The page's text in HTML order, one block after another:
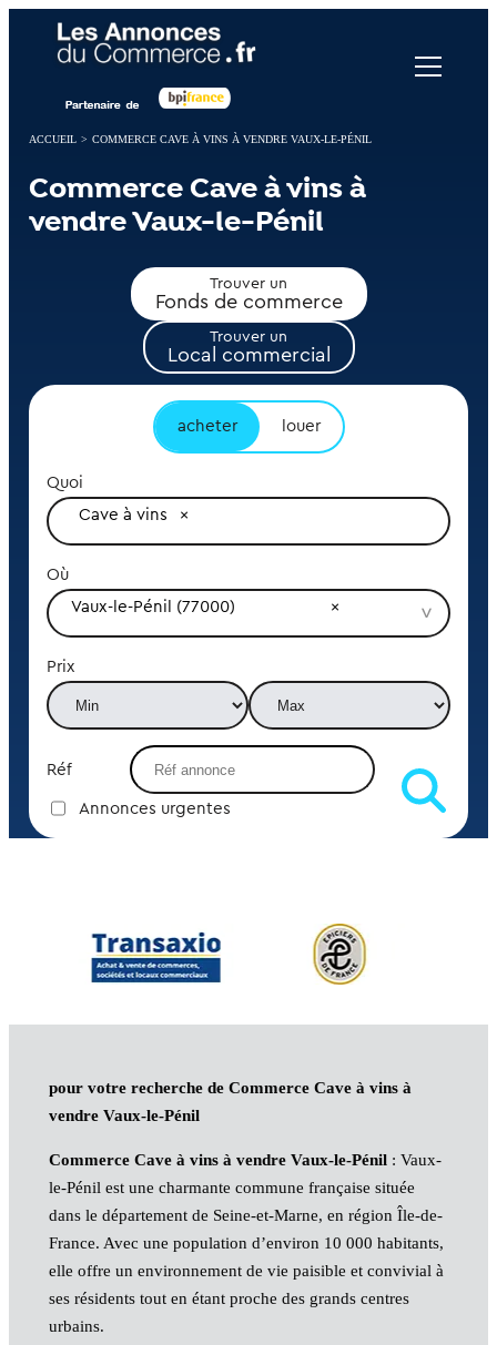
ACCUEIL > COMMERCE CAVE À VINS À VENDRE VAUX-LE-PÉNIL
Commerce Cave à vins à
vendre Vaux-le-Pénil
Trouver un
Fonds de commerce
Trouver un
Local commercial
acheter louer
Quoi
Cave à vins
Où
Vaux-le-Pénil (77000)
Prix
Réf
Annonces urgentes
pour votre recherche de Commerce Cave à vins à
vendre Vaux-le-Pénil
Commerce Cave à vins à vendre Vaux-le-Pénil: Vaux-
le-Pénil est une charmante commune française située
dans le département de Seine-et-Marne, en région Île-de-
France. Avec une population d’environ 10 000 habitants,
elle offre un environnement de vie paisible et convivial à
ses résidents tout en étant proche des grands centres
urbains.
Panneau de gestion des cookies